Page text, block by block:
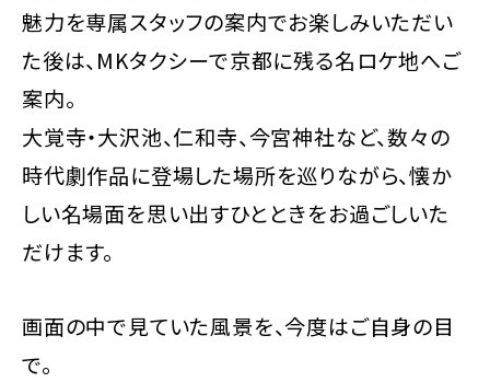
魅力を専属スタッフの案内でお楽しみいただい
た後は、MKタクシーで京都に残る名ロケ地へご
案内。
大覚寺・大沢池、仁和寺、今宮神社など、数々の
時代劇作品に登場した場所を巡りながら、懐か
しい名場面を思い出すひとときをお過ごしいた
だけます。
画面の中で見ていた風景を、今度はご自身の目
で。